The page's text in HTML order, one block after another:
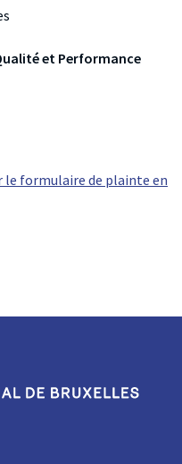
et Performance
le formulaire de plainte en